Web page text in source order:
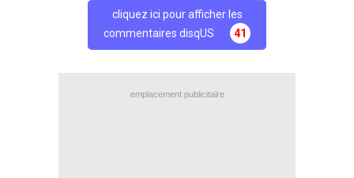
cliquez ici pour afficher les
commentaires disqUS
41
emplacement publicitaire